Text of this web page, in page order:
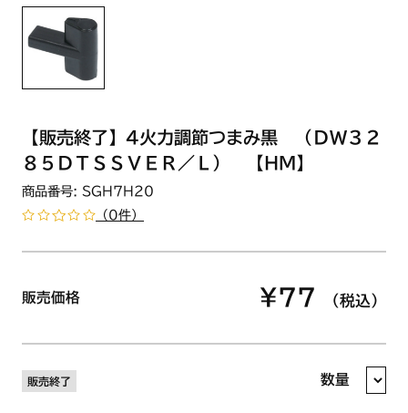
【販売終了】4火力調節つまみ黒 （ＤＷ３２
８５ＤＴＳＳＶＥＲ／Ｌ） 【HM】
商品番号: SGH7H20
（0件）
販売価格 ¥77 （税込）
販売終了 数量